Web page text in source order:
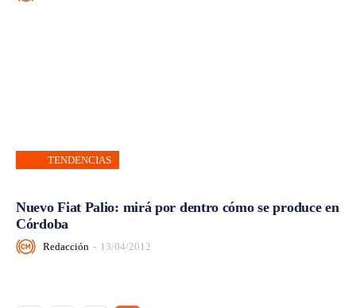
TENDENCIAS
Nuevo Fiat Palio: mirá por dentro cómo se produce en
Córdoba
Redacción - 13/04/2012